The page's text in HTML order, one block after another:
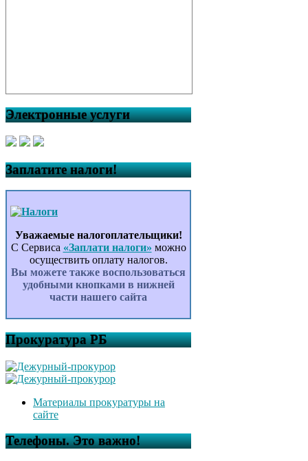
Электронные услуги
Заплатите налоги!
Уважаемые налогоплательщики!
С Сервиса «Заплати налоги» можно
осуществить оплату налогов.
Вы можете также воспользоваться
удобными кнопками в нижней
части нашего сайта
Прокуратура РБ
Материалы прокуратуры на
сайте
Телефоны. Это важно!